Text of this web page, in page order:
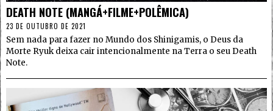
DEATH NOTE (MANGÁ+FILME+POLÊMICA)
23 DE OUTUBRO DE 2021
Sem nada para fazer no Mundo dos Shinigamis, o Deus da
Morte Ryuk deixa cair intencionalmente na Terra o seu Death
Note.